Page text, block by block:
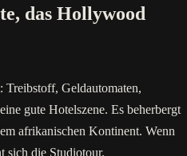
das Hollywood
Treibstoff, Geldautomaten,
gute Hotelszene. Es beherbergt
afrikanischen Kontinent. Wenn
sich die Studiotour.